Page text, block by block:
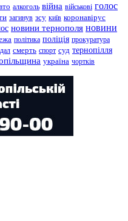
алкоголь війна військові голос
загинув зсу київ коронавірус
новини тернополя новини
політика поліція прокуратура
смерть спорт суд тернопілля
україна чортків